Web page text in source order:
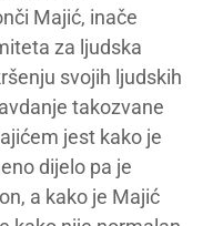
Majić, inače
za ljudska
svojih ljudskih
takozvane
jest kako je
dijelo pa je
a kako je Majić